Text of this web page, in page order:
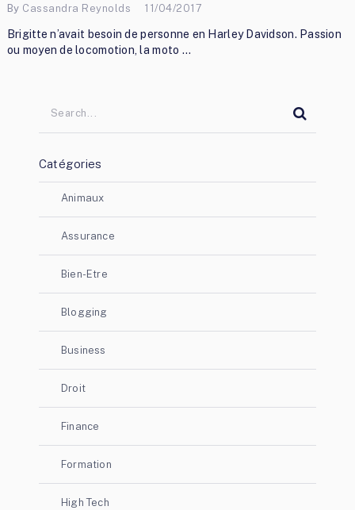
By Cassandra Reynolds 11/04/2017
Brigitte n’avait besoin de personne en Harley Davidson. Passion
ou moyen de locomotion, la moto …
Catégories
Animaux
Assurance
Bien-Etre
Blogging
Business
Droit
Finance
Formation
High Tech